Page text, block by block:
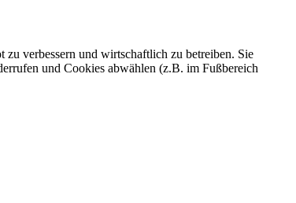
verbessern und wirtschaftlich zu betreiben. Sie
und Cookies abwählen (z.B. im Fußbereich